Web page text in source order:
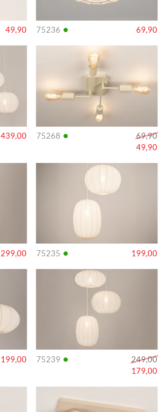
49,90 75236 • 69,90
439,00 75268 •
69,90
49,90
Info
299,00 75235 • 199,00
Info
199,00 75239 •
249,00
179,00
Info
Info